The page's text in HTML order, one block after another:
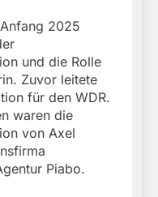
2025
und die Rolle
Zuvor leitete
für den WDR.
waren die
von Axel
Piabo.